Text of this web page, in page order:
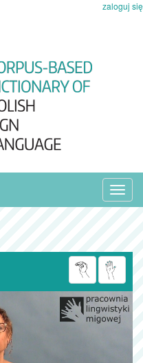
zaloguj się